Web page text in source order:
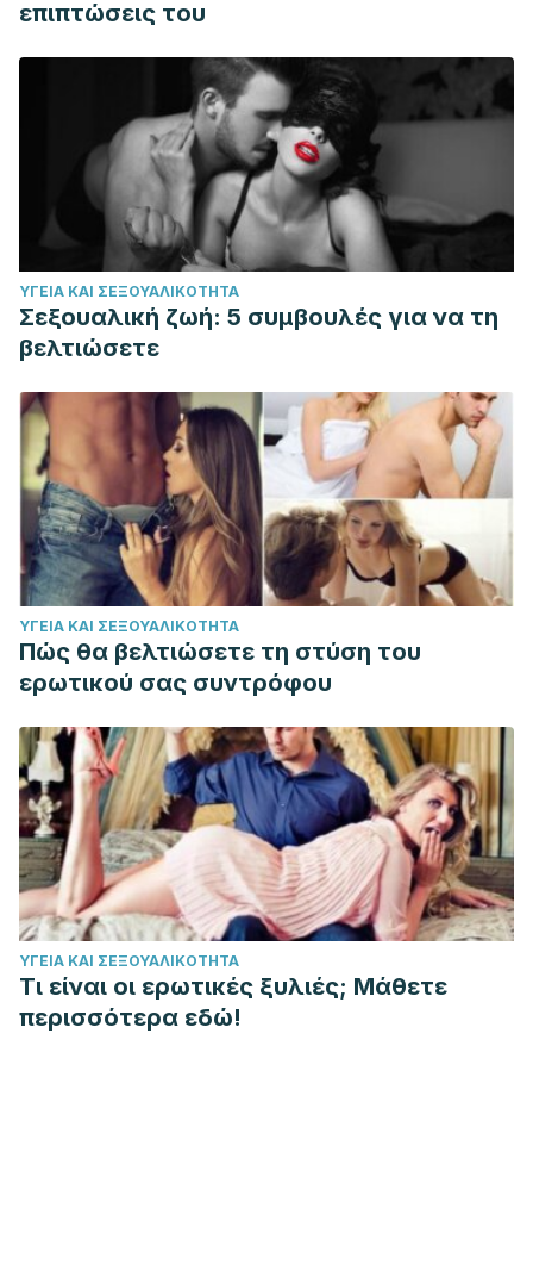
επιπτώσεις του
ΥΓΕΊΑ ΚΑΙ ΣΕΞΟΥΑΛΙΚΌΤΗΤΑ
Σεξουαλική ζωή: 5 συμβουλές για να τη
βελτιώσετε
ΥΓΕΊΑ ΚΑΙ ΣΕΞΟΥΑΛΙΚΌΤΗΤΑ
Πώς θα βελτιώσετε τη στύση του
ερωτικού σας συντρόφου
ΥΓΕΊΑ ΚΑΙ ΣΕΞΟΥΑΛΙΚΌΤΗΤΑ
Τι είναι οι ερωτικές ξυλιές; Μάθετε
περισσότερα εδώ!